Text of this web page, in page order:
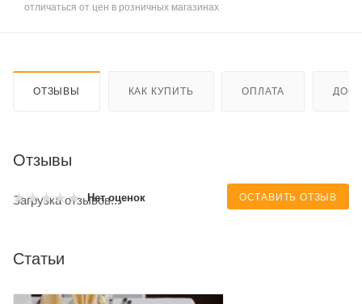
отличаться от цен в розничных магазинах
ОТЗЫВЫ КАК КУПИТЬ ОПЛАТА
Отзывы
Нет оценок ОСТАВИТЬ ОТЗЫВ
Загрузка отзывов...
Статьи